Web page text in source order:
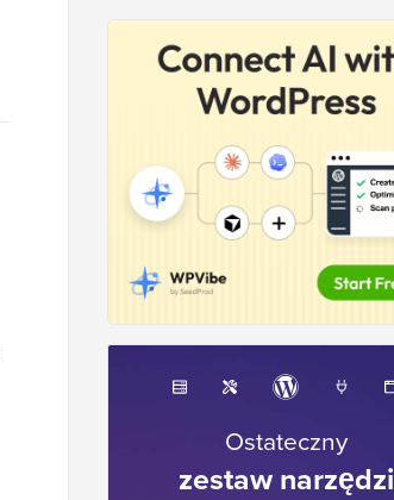
Ostateczny
zestaw narzędzi